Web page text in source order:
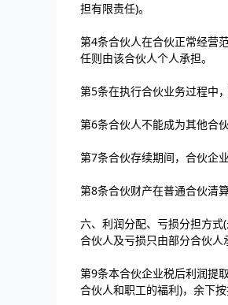
担有限责任)。
第4条合伙人在合伙正常经营
任则由该合伙人个人承担。
第5条在执行合伙业务过程中
第6条合伙人不能成为其他合
第7条合伙存续期间，合伙企
第8条合伙财产在普通合伙清
六、利润分配、亏损分担方
合伙人及亏损只由部分合伙人
第9条本合伙企业税后利润提
合伙人和职工的福利)，余下